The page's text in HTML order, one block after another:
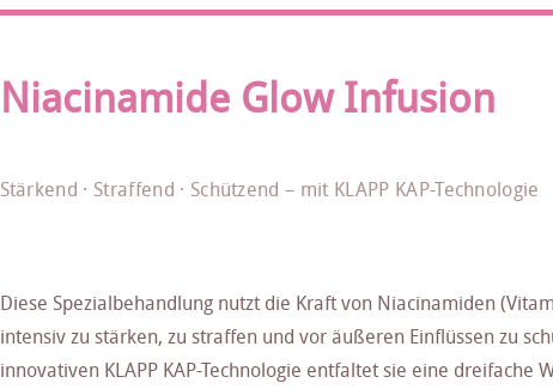
Niacinamide Glow Infusion
Stärkend · Straffend · Schützend – mit KLAPP KAP-Technologie
Diese Spezialbehandlung nutzt die Kraft von Niacinamiden
intensiv zu stärken, zu straffen und vor äußeren Einflüssen zu
innovativen KLAPP KAP-Technologie entfaltet sie eine dreifache